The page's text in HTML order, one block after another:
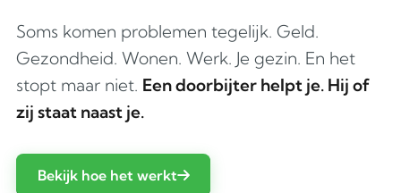
Soms komen problemen tegelijk. Geld.
Gezondheid. Wonen. Werk. Je gezin. En het
stopt maar niet. Een doorbijter helpt je. Hij of
zij staat naast je.
Bekijk hoe het werkt